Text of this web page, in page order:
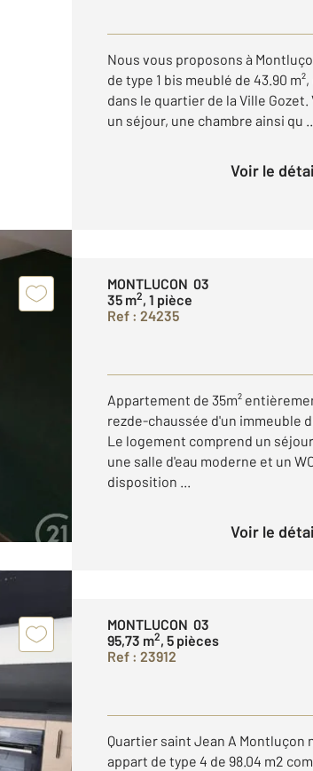
Nous vous proposons à
de type 1 bis meublé de 43.90
dans le quartier de la Ville
un séjour, une chambre ainsi qu
Voir le
MONTLUCON 03
35 m2, 1 pièce
Ref : 24235
Appartement de 35m²
rezde-chaussée d'un immeuble
Le logement comprend un
une salle d'eau moderne et un
disposition ...
Voir le
MONTLUCON 03
95,73 m2, 5 pièces
Ref : 23912
Quartier saint Jean A Montluçon
appart de type 4 de 98.04 m2